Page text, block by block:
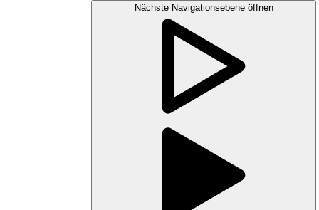
Nächste Navigationsebene öffnen